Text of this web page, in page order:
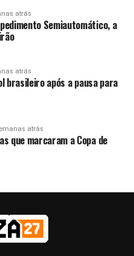
atrás
Semiautomático, a
atrás
brasileiro após a pausa para
atrás
que marcaram a Copa de